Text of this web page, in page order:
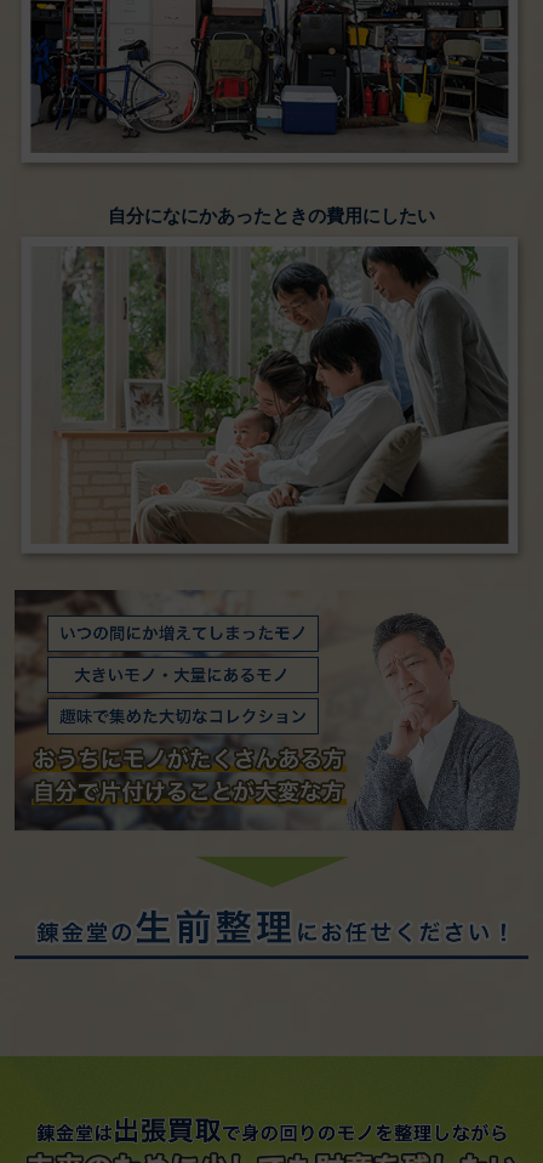
自分になにかあったときの費用にしたい